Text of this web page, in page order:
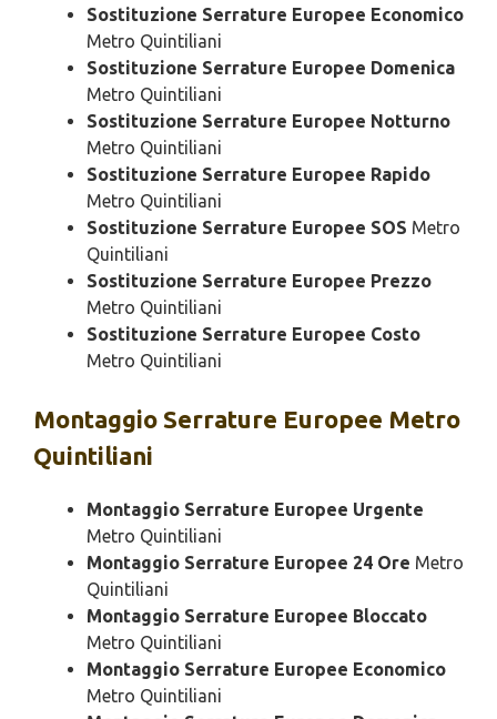
Sostituzione Serrature Europee Economico
Metro Quintiliani
Sostituzione Serrature Europee Domenica
Metro Quintiliani
Sostituzione Serrature Europee Notturno
Metro Quintiliani
Sostituzione Serrature Europee Rapido
Metro Quintiliani
Sostituzione Serrature Europee SOS Metro
Quintiliani
Sostituzione Serrature Europee Prezzo
Metro Quintiliani
Sostituzione Serrature Europee Costo
Metro Quintiliani
Montaggio Serrature Europee Metro
Quintiliani
Montaggio Serrature Europee Urgente
Metro Quintiliani
Montaggio Serrature Europee 24 Ore Metro
Quintiliani
Montaggio Serrature Europee Bloccato
Metro Quintiliani
Montaggio Serrature Europee Economico
Metro Quintiliani